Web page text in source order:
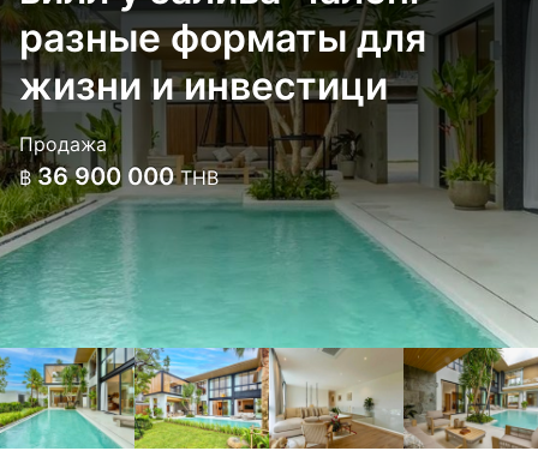
разные форматы для
жизни и инвестици
Продажа
฿ 36 900 000THB